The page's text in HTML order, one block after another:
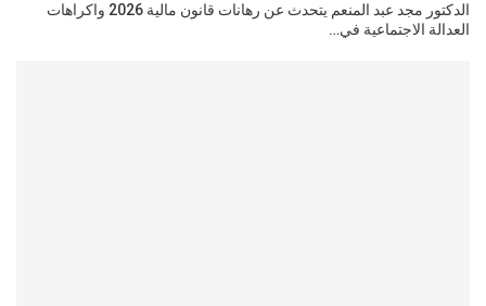
الدكتور مجد عبد المنعم يتحدث عن رهانات قانون مالية 2026 واكراهات
العدالة الاجتماعية في…